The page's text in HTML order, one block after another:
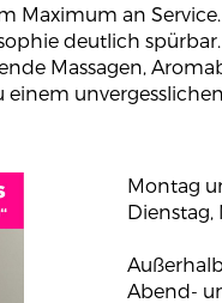
Maximum an
deutlich
Massagen,
Montag
Dienstag,
Abend-